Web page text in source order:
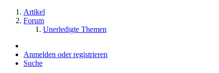
Artikel
Forum
Unerledigte Themen
Anmelden oder registrieren
Suche